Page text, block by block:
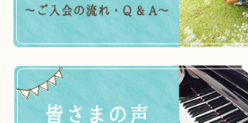
11月29日（日）
日頃のレッスンで積み重ねてきた、
緊張もあると思いますが、
「できた！」の喜びや達成感を感じ